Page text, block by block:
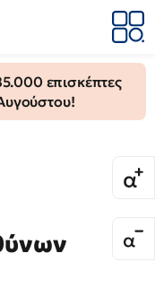
επισκέπτες